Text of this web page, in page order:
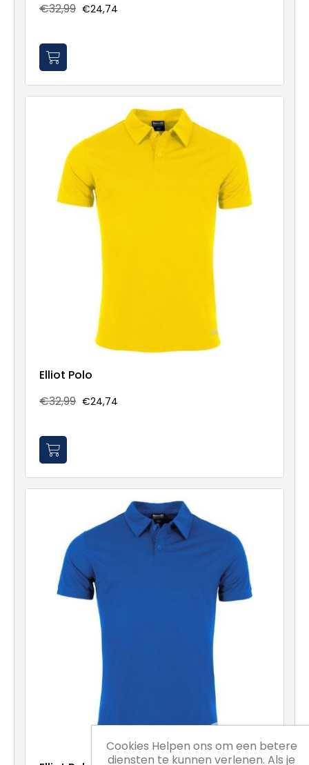
€32,99 €24,74
Elliot Polo
€32,99 €24,74
Cookies Helpen ons om een betere
diensten te kunnen verlenen. Als je